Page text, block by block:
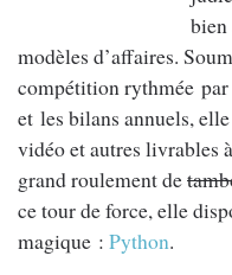
bien
modèles d’affaires.
compétition rythmée
et les bilans annuels,
vidéo et autres livrables
grand roulement de
ce tour de force, elle
magique : Python.